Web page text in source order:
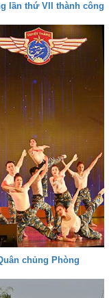
lần thứ VII thành công
chủng Phòng